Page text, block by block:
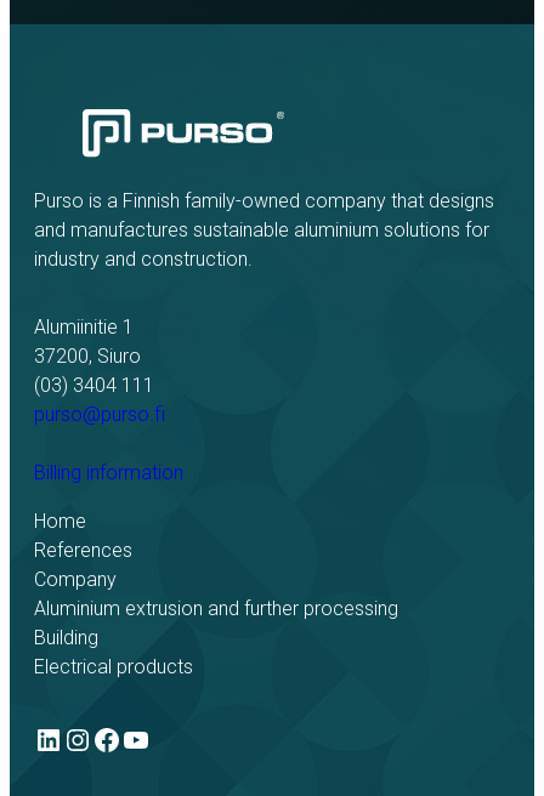
Purso is a Finnish family-owned company that designs
and manufactures sustainable aluminium solutions for
industry and construction.
Alumiinitie 1
37200, Siuro
(03) 3404 111
purso@purso.fi
Billing information
Home
References
Company
Aluminium extrusion and further processing
Building
Electrical products
LinkedIn
Instagram
Facebook
YouTube